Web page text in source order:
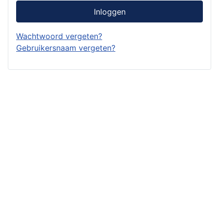
Inloggen
Wachtwoord vergeten?
Gebruikersnaam vergeten?